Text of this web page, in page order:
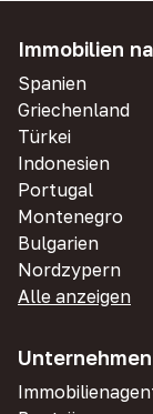
Immobilien
Spanien
Griechenland
Türkei
Indonesien
Portugal
Montenegro
Bulgarien
Nordzypern
Alle anzeigen
Unternehmen